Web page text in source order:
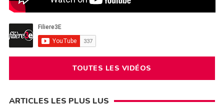
TOUTES LES VIDÉOS
ARTICLES LES PLUS LUS